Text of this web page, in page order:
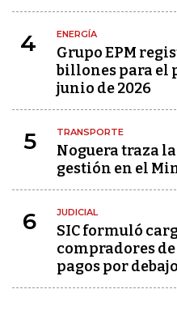
4 ENERGÍA
Grupo EPM
billones para el
junio de 2026
5 TRANSPORTE
Noguera traza
gestión en el
6 JUDICIAL
SIC formuló
compradores
pagos por